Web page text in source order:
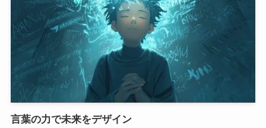
言葉の力で未来をデザイン